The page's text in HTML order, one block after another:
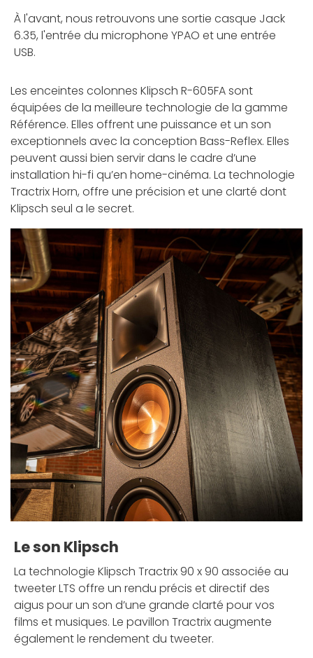
À l'avant, nous retrouvons une sortie casque Jack
6.35, l'entrée du microphone YPAO et une entrée
USB.
Les enceintes colonnes Klipsch R-605FA sont
équipées de la meilleure technologie de la gamme
Référence. Elles offrent une puissance et un son
exceptionnels avec la conception Bass-Reflex. Elles
peuvent aussi bien servir dans le cadre d’une
installation hi-fi qu’en home-cinéma. La technologie
Tractrix Horn, offre une précision et une clarté dont
Klipsch seul a le secret.
Le son Klipsch
La technologie Klipsch Tractrix 90 x 90 associée au
tweeter LTS offre un rendu précis et directif des
aigus pour un son d’une grande clarté pour vos
films et musiques. Le pavillon Tractrix augmente
également le rendement du tweeter.